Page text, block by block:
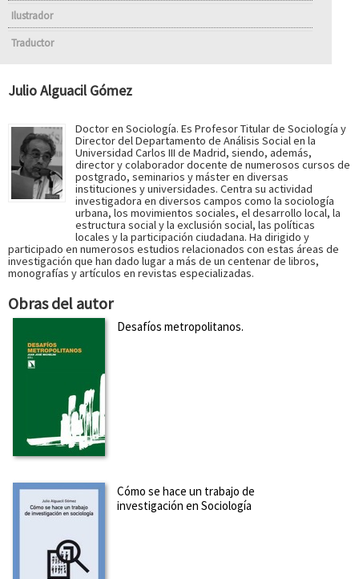
Ilustrador
Traductor
Julio Alguacil Gómez
Doctor en Sociología. Es Profesor Titular de Sociología y
Director del Departamento de Análisis Social en la
Universidad Carlos III de Madrid, siendo, además,
director y colaborador docente de numerosos cursos de
postgrado, seminarios y máster en diversas
instituciones y universidades. Centra su actividad
investigadora en diversos campos como la sociología
urbana, los movimientos sociales, el desarrollo local, la
estructura social y la exclusión social, las políticas
locales y la participación ciudadana. Ha dirigido y
participado en numerosos estudios relacionados con estas áreas de
investigación que han dado lugar a más de un centenar de libros,
monografías y artículos en revistas especializadas.
Obras del autor
Desafíos metropolitanos.
Cómo se hace un trabajo de
investigación en Sociología